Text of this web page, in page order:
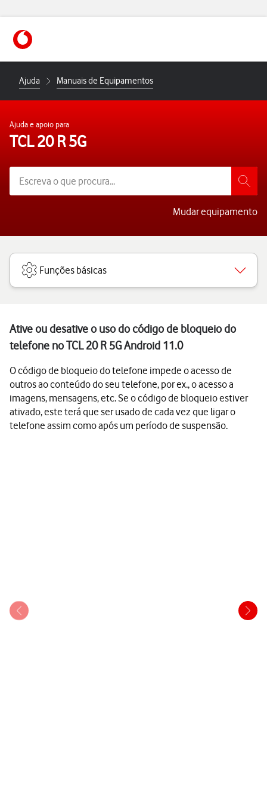
https://www.vodafone.pt
Ajuda Manuais de Equipamentos
Ajuda e apoio para
TCL 20 R 5G
Mudar equipamento
Funções básicas
Ative ou desative o uso do código de bloqueio do
telefone no TCL 20 R 5G Android 11.0
O código de bloqueio do telefone impede o acesso de
outros ao conteúdo do seu telefone, por ex., o acesso a
imagens, mensagens, etc. Se o código de bloqueio estiver
ativado, este terá que ser usado de cada vez que ligar o
telefone assim como após um período de suspensão.